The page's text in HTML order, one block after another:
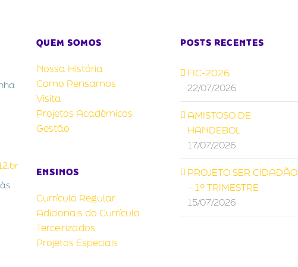
QUEM SOMOS
Nossa História
Como Pensamos
Visita
Projetos Acadêmicos
Gestão
ENSINOS
Currículo Regular
Adicionais do Currículo
Terceirizados
Projetos Especiais
POSTS RECENTES
FIC-2026
22/07/2026
AMISTOSO DE
HANDEBOL
17/07/2026
PROJETO SER CIDADÃO
– 1º TRIMESTRE
15/07/2026